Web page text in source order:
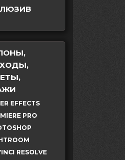
EFFECTS
PRO
RESOLVE